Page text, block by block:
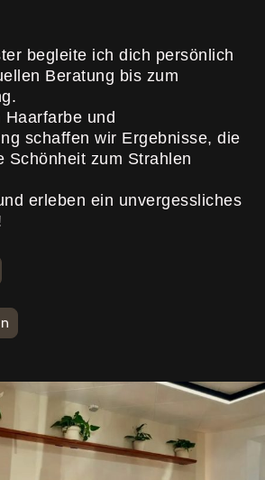
begleite ich dich persönlich
Beratung bis zum
und
schaffen wir Ergebnisse, die
Schönheit zum Strahlen
erleben ein unvergessliches